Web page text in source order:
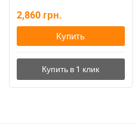
2,860 грн.
Купить